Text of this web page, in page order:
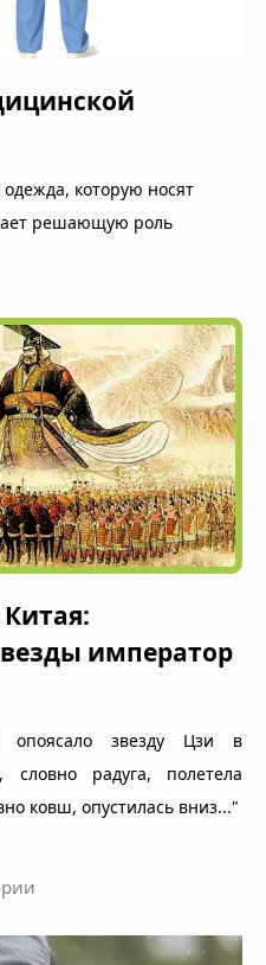
которую носят
решающую роль
император
опоясало звезду Цзи в
словно радуга, полетела
ковш, опустилась вниз..."